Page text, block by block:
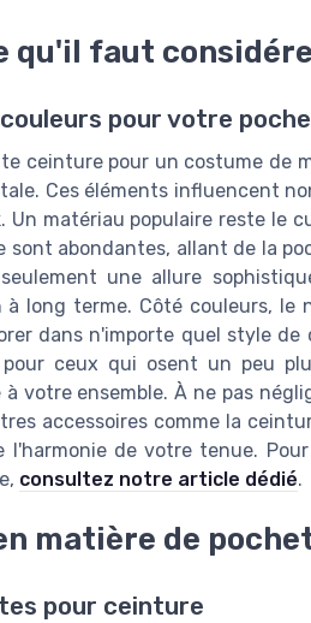
qu'il faut
pour votre
ceinture pour un costume de
Ces éléments influencent
Un matériau populaire reste le
sont abondantes, allant de la
une allure
long terme. Côté couleurs, le
dans n'importe quel style
ceux qui osent un peu
votre ensemble. À ne pas
accessoires comme la
de votre tenue.
consultez notre article dédié.
matière de
pour ceinture